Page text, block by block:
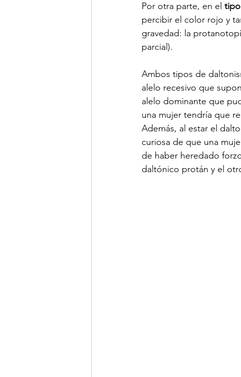
Por otra parte, en el
percibir el color rojo y
gravedad: la
parcial).
Ambos tipos de
alelo recesivo que
alelo dominante que
una mujer tendría que
Además, al estar el
curiosa de que una
de haber heredado
daltónico protán y el